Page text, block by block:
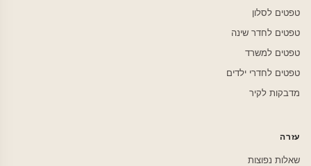
טפטים לסלון
טפטים לחדר שינה
טפטים למשרד
טפטים לחדרי ילדים
מדבקות לקיר
עזרה
שאלות נפוצות